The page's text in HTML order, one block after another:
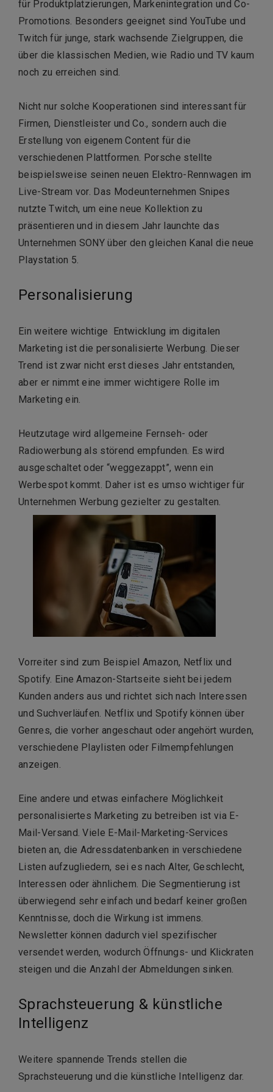
für Produktplatzierungen, Markenintegration und Co-
Promotions. Besonders geeignet sind YouTube und
Twitch für junge, stark wachsende Zielgruppen, die
über die klassischen Medien, wie Radio und TV kaum
noch zu erreichen sind.
Nicht nur solche Kooperationen sind interessant für
Firmen, Dienstleister und Co., sondern auch die
Erstellung von eigenem Content für die
verschiedenen Plattformen. Porsche stellte
beispielsweise seinen neuen Elektro-Rennwagen im
Live-Stream vor. Das Modeunternehmen Snipes
nutzte Twitch, um eine neue Kollektion zu
präsentieren und in diesem Jahr launchte das
Unternehmen SONY über den gleichen Kanal die neue
Playstation 5.
Personalisierung
Ein weitere wichtige Entwicklung im digitalen
Marketing ist die personalisierte Werbung. Dieser
Trend ist zwar nicht erst dieses Jahr entstanden,
aber er nimmt eine immer wichtigere Rolle im
Marketing ein.
Heutzutage wird allgemeine Fernseh- oder
Radiowerbung als störend empfunden. Es wird
ausgeschaltet oder “weggezappt”, wenn ein
Werbespot kommt. Daher ist es umso wichtiger für
Unternehmen Werbung gezielter zu gestalten.
Vorreiter sind zum Beispiel Amazon, Netflix und
Spotify. Eine Amazon-Startseite sieht bei jedem
Kunden anders aus und richtet sich nach Interessen
und Suchverläufen. Netflix und Spotify können über
Genres, die vorher angeschaut oder angehört wurden,
verschiedene Playlisten oder Filmempfehlungen
anzeigen.
Eine andere und etwas einfachere Möglichkeit
personalisiertes Marketing zu betreiben ist via E-
Mail-Versand. Viele E-Mail-Marketing-Services
bieten an, die Adressdatenbanken in verschiedene
Listen aufzugliedern, sei es nach Alter, Geschlecht,
Interessen oder ähnlichem. Die Segmentierung ist
überwiegend sehr einfach und bedarf keiner großen
Kenntnisse, doch die Wirkung ist immens.
Newsletter können dadurch viel spezifischer
versendet werden, wodurch Öffnungs- und Klickraten
steigen und die Anzahl der Abmeldungen sinken.
Sprachsteuerung & künstliche
Intelligenz
Weitere spannende Trends stellen die
Sprachsteuerung und die künstliche Intelligenz dar.